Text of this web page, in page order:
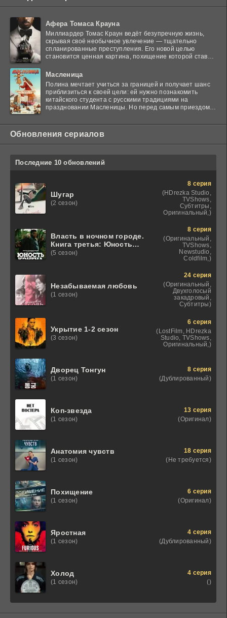
Афера Томаса Крауна
Миллиардер Томас Краун ведёт безупречную жизнь,
скрывая своё необычное увлечение — тщательно
спланированные преступления. Его новой целью
становится ценная картина, похищение которой ставит
Масленица
Полина мечтает учиться за границей и получает шанс
приблизиться к своей цели: ей нужно познакомить
китайского студента с русскими традициями на
праздновании Масленицы. Но перед самым приездом
Обновления сериалов
Последние 10 обновлений
Шугар
(2 сезон)
8 серия
(HDrezka Studio,
TVShows,
Субтитры,
Оригинальный,)
Власть в ночном городе.
Книга третья: Юность
Кэнена
(5 сезон)
8 серия
(Оригинальный,
TVShows,
Newstudio,
Coldfilm,)
Незабываемая любовь
(1 сезон)
24 серия
(Оригинальный,
Двухголосый
закадровый,
Субтитры)
Укрытие 1-2 сезон
(3 сезон)
6 серия
(LostFilm, HDrezka
Studio, TVShows,
Оригинальный,)
Дворец Тонгун
(1 сезон)
8 серия
(Дублированный)
Коп-звезда
(1 сезон)
13 серия
(Оригинал)
Анатомия чувств
(1 сезон)
18 серия
(Не требуется)
Похищение
(1 сезон)
6 серия
(Оригинал)
Яростная
(1 сезон)
4 серия
(Дублированный)
Холод
(1 сезон)
4 серия
()